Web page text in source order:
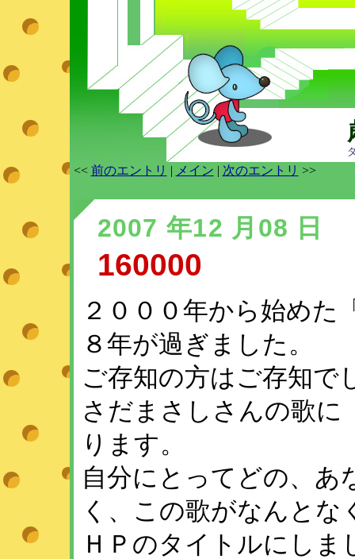
<< 前のエントリ | メイン | 次のエントリ >>
2007 年12 月08 日
160000
２０００年から始めた
８年が過ぎました。
ご存知の方はご存知
さだまさしさんの歌に
ります。
自分にとってどの、あ
く、この歌がなんとな
ＨＰのタイトルにしま